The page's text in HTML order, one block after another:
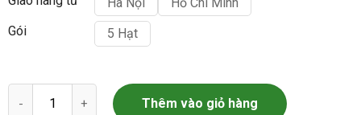
Gói
5 Hạt
Hạt Giống Hoa Mai Địa Thảo Kép MIX Gói 5 Hạt số lượng
Thêm vào giỏ hàng